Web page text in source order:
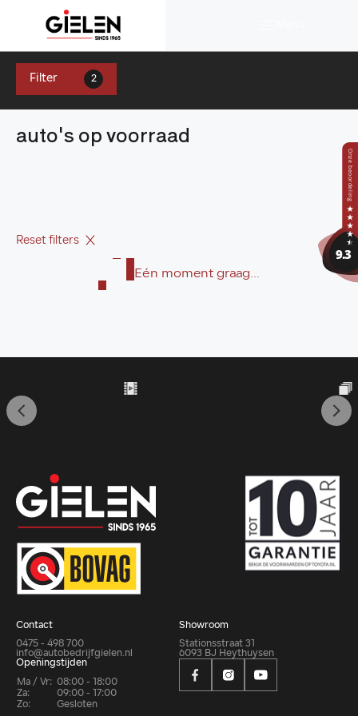
auto's op voorraad
Filter 2
Reset filters
Eén moment graag...
Contact
0475 - 498 700
info@autobedrijfgielen.nl
Showroom
Stationsstraat 31
6093 BJ Heythuysen
Openingstijden
Ma / Vr:
08:00 - 18:00
Za:
09:00 - 17:00
Zo:
Gesloten